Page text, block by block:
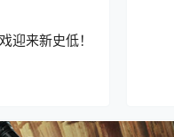
迎来新史低！